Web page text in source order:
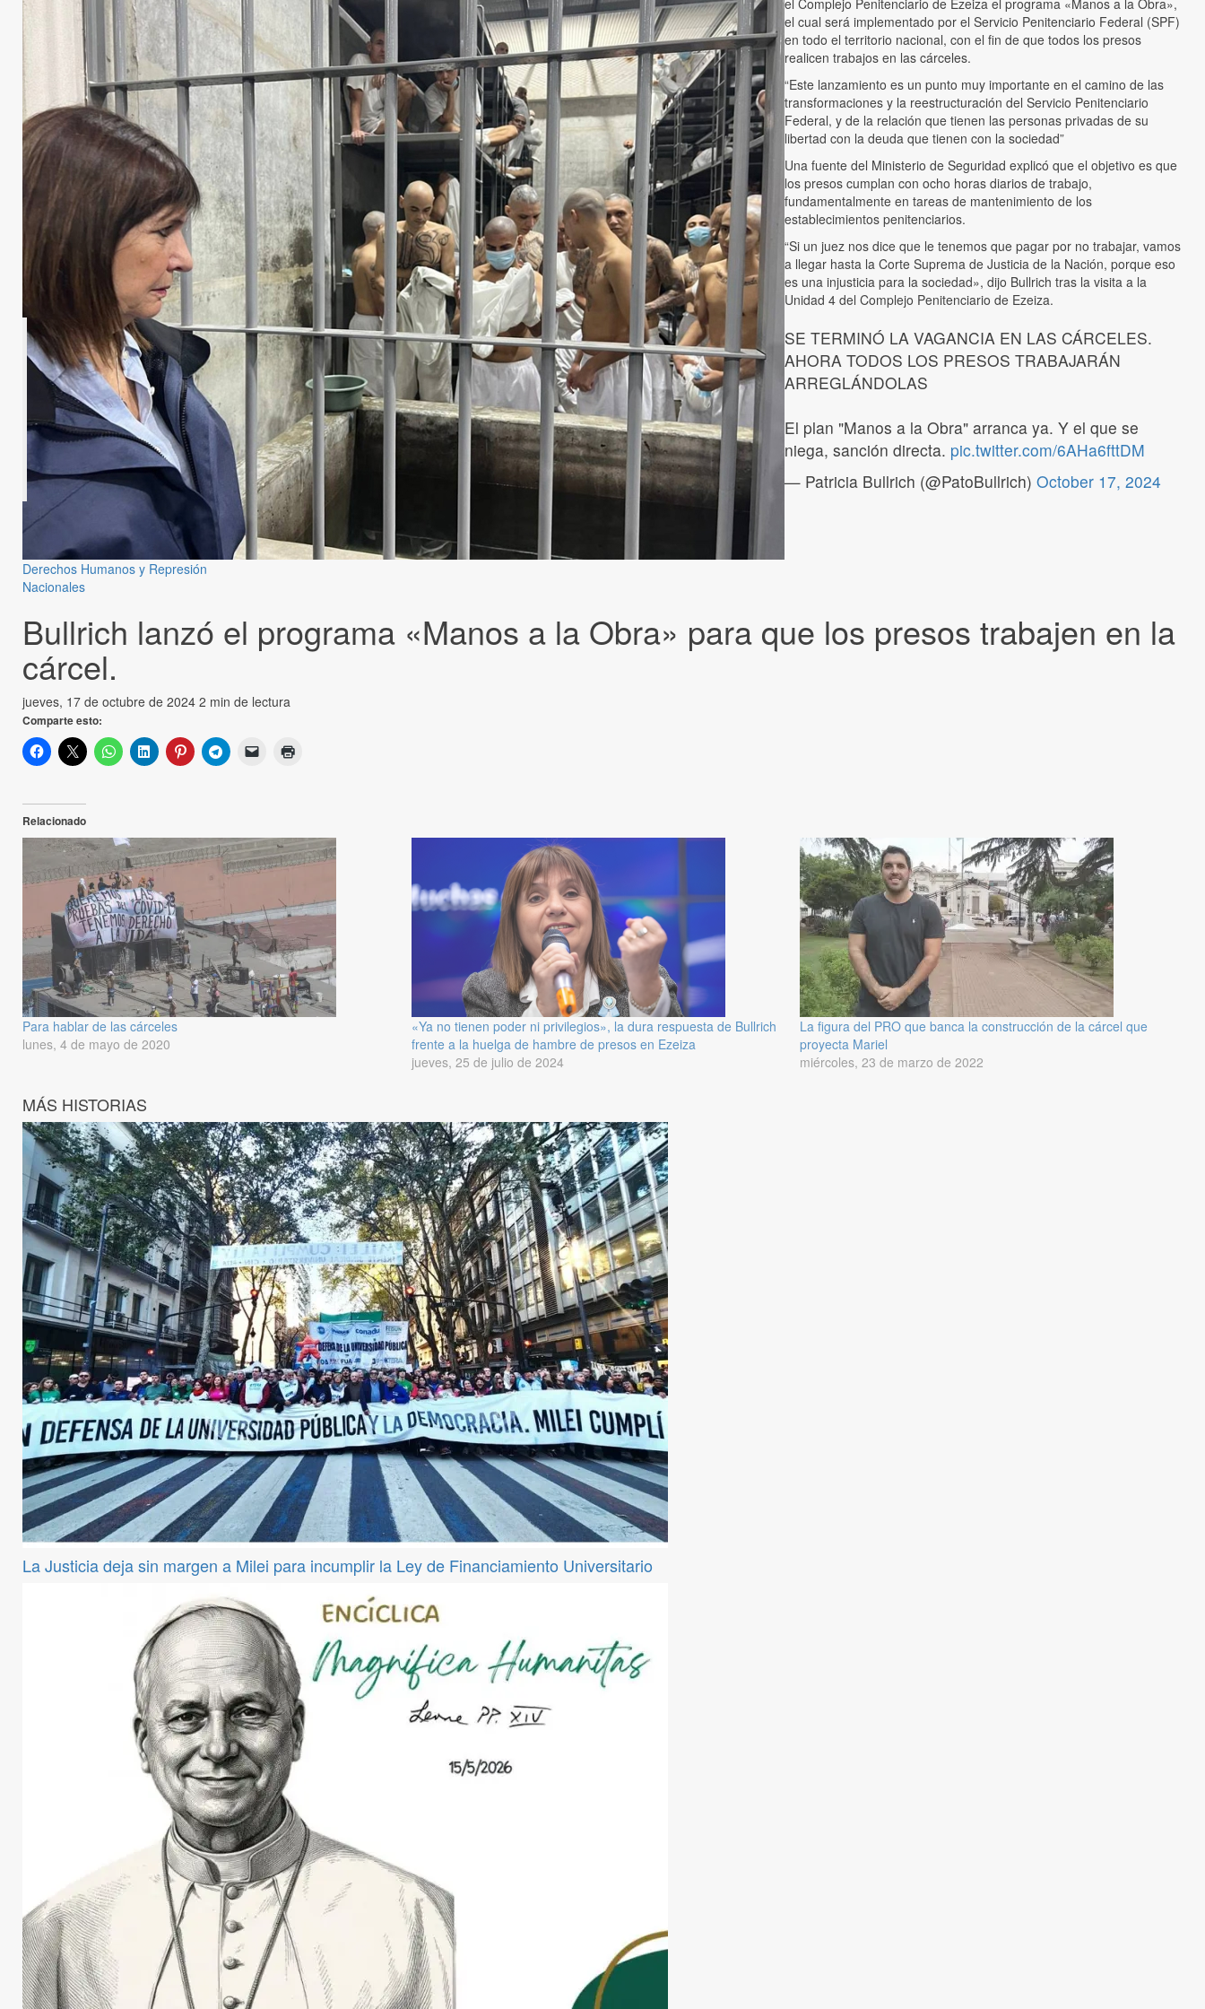
Derechos Humanos y Represión
Nacionales
Bullrich lanzó el programa «Manos a la Obra» para que los presos trabajen en la
cárcel.
jueves, 17 de octubre de 2024 2 min de lectura
Comparte esto:
el Complejo Penitenciario de Ezeiza el programa «Manos a la Obra»,
el cual será implementado por el Servicio Penitenciario Federal (SPF)
en todo el territorio nacional, con el fin de que todos los presos
realicen trabajos en las cárceles.
“Este lanzamiento es un punto muy importante en el camino de las
transformaciones y la reestructuración del Servicio Penitenciario
Federal, y de la relación que tienen las personas privadas de su
libertad con la deuda que tienen con la sociedad”
Una fuente del Ministerio de Seguridad explicó que el objetivo es que
los presos cumplan con ocho horas diarios de trabajo,
fundamentalmente en tareas de mantenimiento de los
establecimientos penitenciarios.
“Si un juez nos dice que le tenemos que pagar por no trabajar, vamos
a llegar hasta la Corte Suprema de Justicia de la Nación, porque eso
es una injusticia para la sociedad», dijo Bullrich tras la visita a la
Unidad 4 del Complejo Penitenciario de Ezeiza.
SE TERMINÓ LA VAGANCIA EN LAS CÁRCELES.
AHORA TODOS LOS PRESOS TRABAJARÁN
ARREGLÁNDOLAS
El plan "Manos a la Obra" arranca ya. Y el que se
niega, sanción directa. pic.twitter.com/6AHa6fttDM
— Patricia Bullrich (@PatoBullrich) October 17, 2024
Relacionado
Para hablar de las cárceles
lunes, 4 de mayo de 2020
«Ya no tienen poder ni privilegios», la dura respuesta de Bullrich
frente a la huelga de hambre de presos en Ezeiza
jueves, 25 de julio de 2024
La figura del PRO que banca la construcción de la cárcel que
proyecta Mariel
miércoles, 23 de marzo de 2022
MÁS HISTORIAS
La Justicia deja sin margen a Milei para incumplir la Ley de Financiamiento Universitario